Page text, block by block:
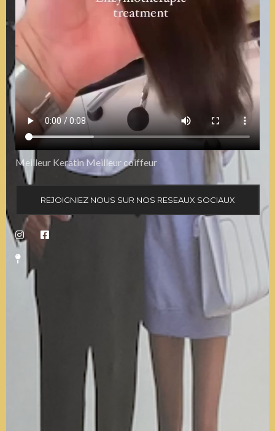
Meilleur Keratin Meilleur coiffeur
REJOIGNIEZ NOUS SUR NOS RESEAUX SOCIAUX